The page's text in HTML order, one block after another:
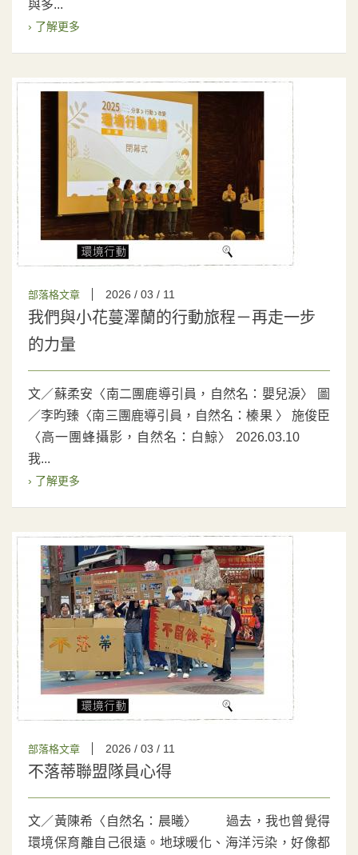
與多...
› 了解更多
部落格文章 2026 / 03 / 11
我們與小花蔓澤蘭的行動旅程－再走一步
的力量
文／蘇柔安〈南二團鹿導引員，自然名：嬰兒淚〉 圖
／李昀臻〈南三團鹿導引員，自然名：榛果 〉 施俊臣
〈高一團蜂攝影，自然名：白鯨〉 2026.03.10
我...
› 了解更多
部落格文章 2026 / 03 / 11
不落蒂聯盟隊員心得
文／黃陳希〈自然名：晨曦〉 過去，我也曾覺得
環境保育離自己很遠。地球暖化、海洋污染，好像都